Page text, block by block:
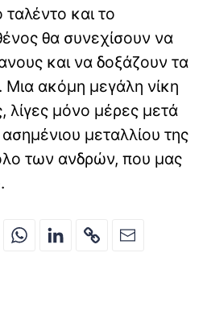
ταλέντο και το
θα συνεχίσουν να
και να δοξάζουν τα
ακόμη μεγάλη νίκη
λίγες μόνο μέρες μετά
μεταλλίου της
των ανδρών, που μας